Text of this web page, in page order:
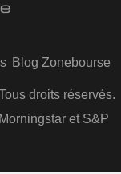
Blog Zonebourse
droits réservés.
et S&P